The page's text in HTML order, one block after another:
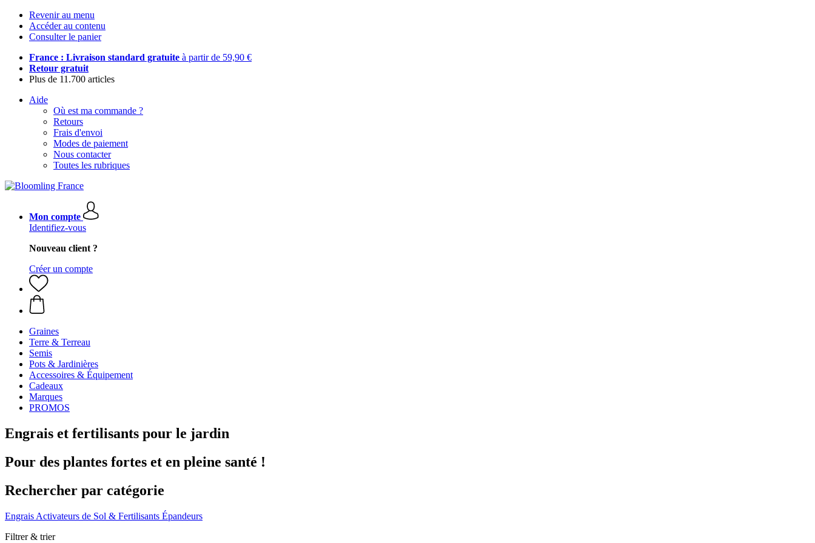
Revenir au menu
Accéder au contenu
Consulter le panier
France : Livraison standard gratuite à partir de 59,90 €
Retour gratuit
Plus de 11.700 articles
Aide
Où est ma commande ?
Retours
Frais d'envoi
Modes de paiement
Nous contacter
Toutes les rubriques
Mon compte
Identifiez-vous
Nouveau client ?
Créer un compte
Graines
Terre & Terreau
Semis
Pots & Jardinières
Accessoires & Équipement
Cadeaux
Marques
PROMOS
Engrais et fertilisants pour le jardin
Pour des plantes fortes et en pleine santé !
Rechercher par catégorie
Engrais Activateurs de Sol & Fertilisants Épandeurs
Filtrer & trier